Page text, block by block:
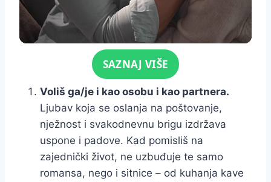
Click for soundSAZNAJ VIŠE
Voliš ga/je i kao osobu i kao partnera.
Ljubav koja se oslanja na poštovanje,
nježnost i svakodnevnu brigu izdržava
uspone i padove. Kad pomisliš na
zajednički život, ne uzbuđuje te samo
romansa, nego i sitnice – od kuhanja kave